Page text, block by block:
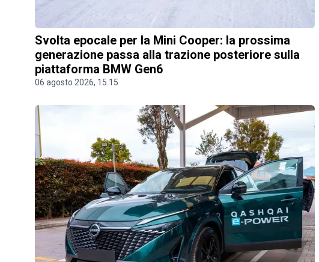
Svolta epocale per la Mini Cooper: la prossima
generazione passa alla trazione posteriore sulla
piattaforma BMW Gen6
06 agosto 2026, 15.15